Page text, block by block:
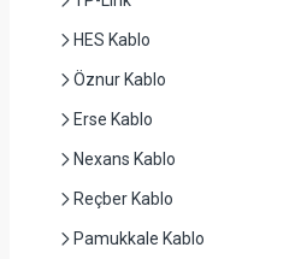
HES Kablo
Öznur Kablo
Erse Kablo
Nexans Kablo
Reçber Kablo
Pamukkale Kablo